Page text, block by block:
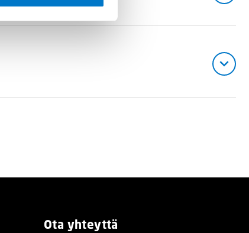
Ota yhteyttä